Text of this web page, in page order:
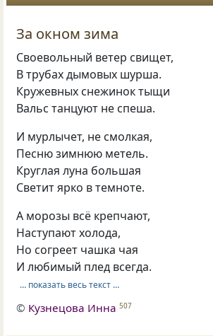
За окном зима
Своевольный ветер свищет,
В трубах дымовых шурша.
Кружевных снежинок тыщи
Вальс танцуют не спеша.
И мурлычет, не смолкая,
Песню зимнюю метель.
Круглая луна большая
Светит ярко в темноте.
А морозы всё крепчают,
Наступают холода,
Но согреет чашка чая
И любимый плед всегда.
… показать весь текст …
© Кузнецова Инна 507